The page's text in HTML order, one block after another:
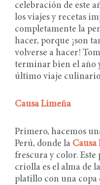
celebración de este
los viajes y recetas
completamente la
hacer, porque ¡son
volverse a hacer!
terminar bien el año
último viaje culinario
Causa Limeña
Primero, hacemos
Perú, donde la Causa
frescura y color.
criolla es el alma de
platillo con una copa